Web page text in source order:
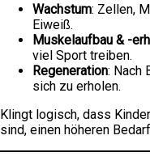
Wachstum: Zellen,
Eiweiß.
Muskelaufbau & -
viel Sport treiben.
Regeneration: Nach
sich zu erholen.
Klingt logisch, dass
sind, einen höheren